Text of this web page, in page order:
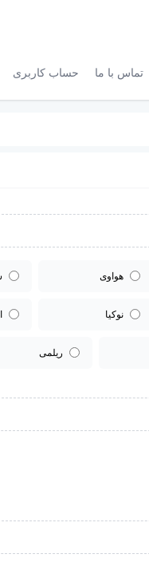
تماس با ما حساب کاربری
هواوی
نوکیا
ریلمی